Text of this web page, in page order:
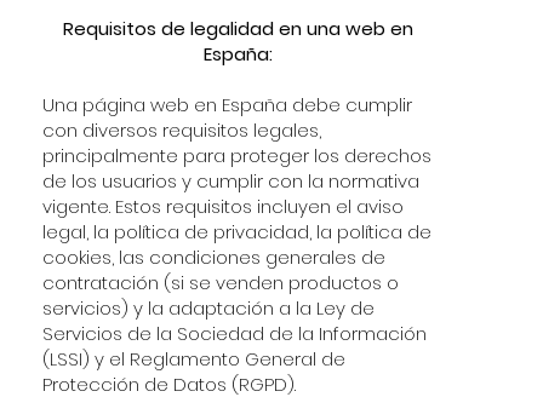
Requisitos de legalidad en una web en
España:
Una página web en España debe cumplir
con diversos requisitos legales,
principalmente para proteger los derechos
de los usuarios y cumplir con la normativa
vigente. Estos requisitos incluyen el aviso
legal, la política de privacidad, la política de
cookies, las condiciones generales de
contratación (si se venden productos o
servicios) y la adaptación a la Ley de
Servicios de la Sociedad de la Información
(LSSI) y el Reglamento General de
Protección de Datos (RGPD).